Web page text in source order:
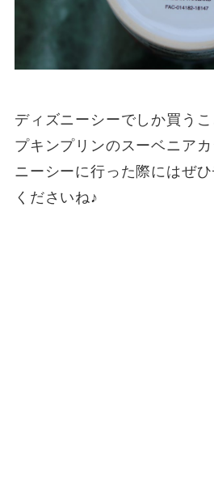
ディズニーシーでしか買う
プキンプリンのスーベニア
ニーシーに行った際にはぜ
くださいね♪